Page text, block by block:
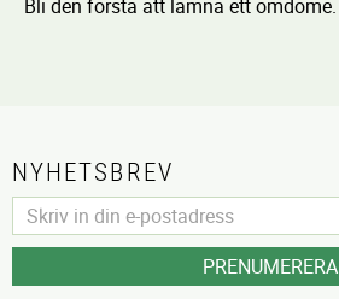
Bli den första att lämna ett omdöme.
NYHETSBREV
PRENUMERERA